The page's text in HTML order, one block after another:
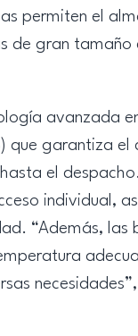
permiten el
de gran
avanzada
que garantiza el
el
individual,
“Además, las